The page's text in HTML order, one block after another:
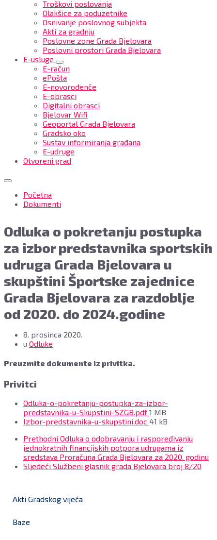
Troškovi poslovanja
Olakšice za poduzetnike
Osnivanje poslovnog subjekta
Akti za gradnju
Poslovne zone Grada Bjelovara
Poslovni prostori Grada Bjelovara
E-usluge
E-račun
ePošta
E-novorođenče
E-obrasci
Digitalni obrasci
Bjelovar Wifi
Geoportal Grada Bjelovara
Gradsko oko
Sustav informiranja građana
E-udruge
Otvoreni grad
Početna
Dokumenti
Odluka o pokretanju postupka
za izbor predstavnika sportskih
udruga Grada Bjelovara u
skupštini Športske zajednice
Grada Bjelovara za razdoblje
od 2020. do 2024.godine
8. prosinca 2020.
u Odluke
Preuzmite dokumente iz privitka.
Privitci
Odluka-o-pokretanju-postupka-za-izbor-
predstavnika-u-Skupstini-SZGB.pdfFile
size:
1 MB
Izbor-predstavnika-u-skupstini.doc File
41 kB
Prethodni Odluka o odobravanju i raspoređivanju
jednokratnih financijskih potpora udrugama iz
sredstava Proračuna Grada Bjelovara za 2020. godinu
Sljedeći Službeni glasnik grada Bjelovara broj 8/20
Akti Gradskog vijeća
Baze